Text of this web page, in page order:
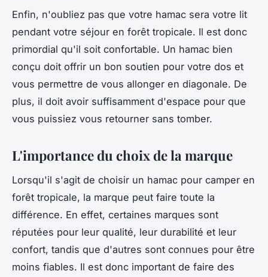
Enfin, n'oubliez pas que votre hamac sera votre lit
pendant votre séjour en forêt tropicale. Il est donc
primordial qu'il soit confortable. Un hamac bien
conçu doit offrir un bon soutien pour votre dos et
vous permettre de vous allonger en diagonale. De
plus, il doit avoir suffisamment d'espace pour que
vous puissiez vous retourner sans tomber.
L'importance du choix de la marque
Lorsqu'il s'agit de choisir un hamac pour camper en
forêt tropicale, la marque peut faire toute la
différence. En effet, certaines marques sont
réputées pour leur qualité, leur durabilité et leur
confort, tandis que d'autres sont connues pour être
moins fiables. Il est donc important de faire des